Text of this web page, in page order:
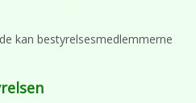
kan bestyrelsesmedlemmerne